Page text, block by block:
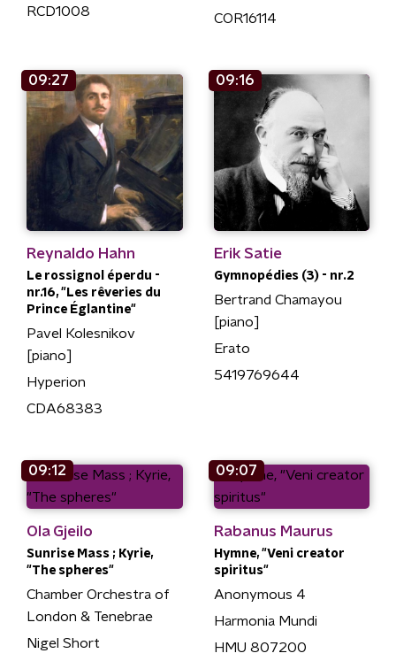
RCD1008
COR16114
09:27
Reynaldo Hahn
Le rossignol éperdu -
nr.16, "Les rêveries du
Prince Églantine"
Pavel Kolesnikov
[piano]
Hyperion
CDA68383
09:16
Erik Satie
Gymnopédies (3) - nr.2
Bertrand Chamayou
[piano]
Erato
5419769644
09:12
Ola Gjeilo
Sunrise Mass ; Kyrie,
"The spheres"
Chamber Orchestra of
London & Tenebrae
Nigel Short
09:07
Rabanus Maurus
Hymne, "Veni creator
spiritus"
Anonymous 4
Harmonia Mundi
HMU 807200